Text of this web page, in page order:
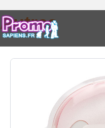
Autres